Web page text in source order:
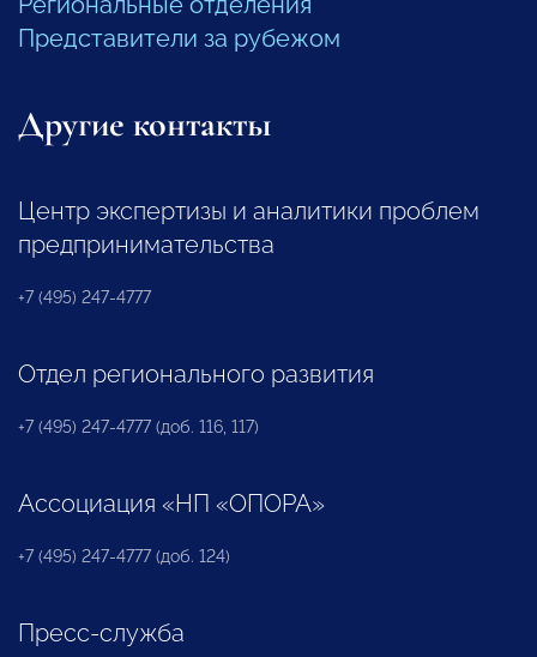
Представители за рубежом
Другие контакты
Центр экспертизы и аналитики проблем
предпринимательства
+7 (495) 247-4777
Отдел регионального развития
+7 (495) 247-4777 (доб. 116, 117)
Ассоциация «НП «ОПОРА»
+7 (495) 247-4777 (доб. 124)
Пресс-служба